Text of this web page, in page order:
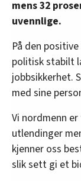
mens 32
uvennlige.
På den
politisk stabilt
jobbsikkerhet.
med sine
Vi nordmenn
utlendinger
kjenner oss
slik sett gi et